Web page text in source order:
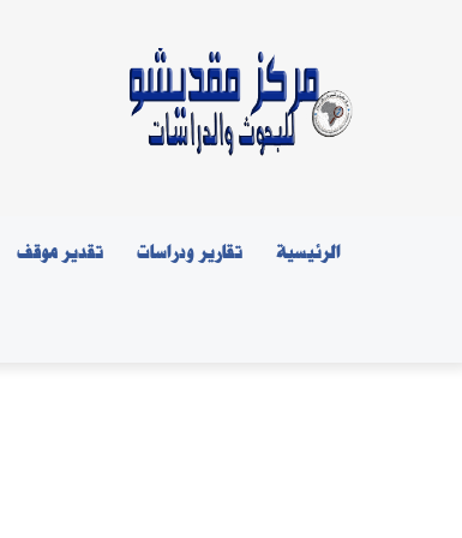
الرئيسية تقارير ودراسات تقدير موقف